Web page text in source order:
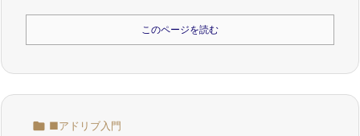
このページを読む
 ■アドリブ入門